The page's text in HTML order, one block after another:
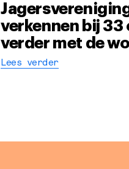
verkennen bij
verder met de
Lees verder